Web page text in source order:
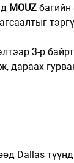
MOUZ багийн
3-р
дараах
Dallas